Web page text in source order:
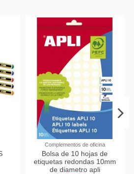
Complementos de oficina
Bolsa de 10 hojas de
etiquetas redondas 10mm
de diametro apli